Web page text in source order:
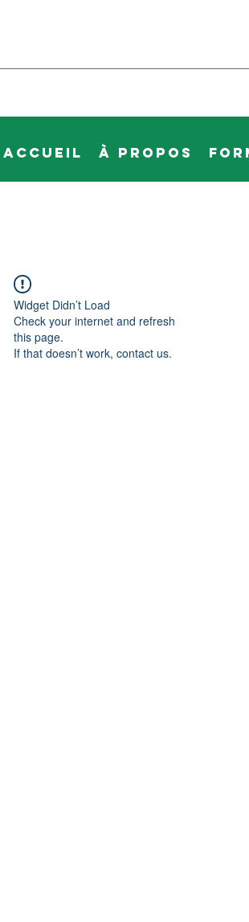
Accueil À propos
Widget Didn’t Load
Check your internet and refresh
this page.
If that doesn’t work, contact us.